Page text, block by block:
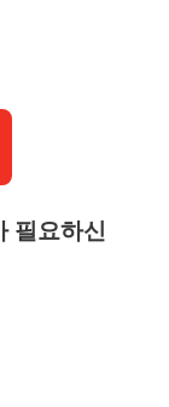
필요하신